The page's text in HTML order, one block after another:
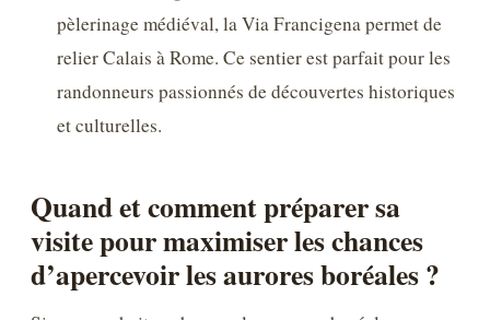
pèlerinage médiéval, la Via Francigena permet de
relier Calais à Rome. Ce sentier est parfait pour les
randonneurs passionnés de découvertes historiques
et culturelles.
Quand et comment préparer sa
visite pour maximiser les chances
d’apercevoir les aurores boréales ?